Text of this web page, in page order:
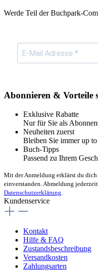
Werde Teil der Buchpark-
Abonnieren & Vorteile
Exklusive Rabatte
Nur für Sie als
Neuheiten zuerst
Bleiben Sie immer up to
Buch-Tipps
Passend zu Ihrem
Mit der Anmeldung erklärst du dich
einverstanden. Abmeldung
Datenschutzerklärung
Kundenservice
Kontakt
Hilfe & FAQ
Zustandsbeschreibung
Versandkosten
Zahlungsarten